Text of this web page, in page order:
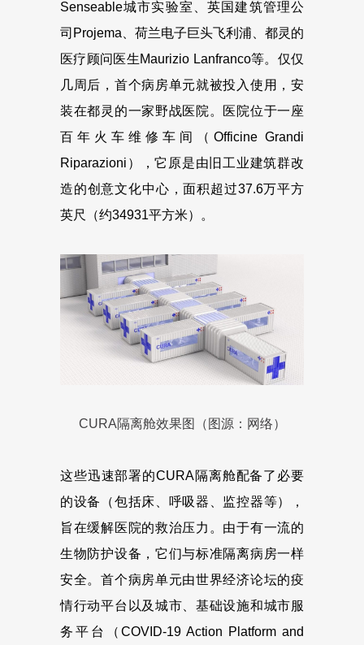
Senseable城市实验室、英国建筑管理公
司Projema、荷兰电子巨头飞利浦、都灵的
医疗顾问医生Maurizio Lanfranco等。仅仅
几周后，首个病房单元就被投入使用，安
装在都灵的一家野战医院。医院位于一座
百年火车维修车间（Officine Grandi
Riparazioni），它原是由旧工业建筑群改
造的创意文化中心，面积超过37.6万平方
英尺（约34931平方米）。
CURA隔离舱效果图（图源：网络）
这些迅速部署的CURA隔离舱配备了必要
的设备（包括床、呼吸器、监控器等），
旨在缓解医院的救治压力。由于有一流的
生物防护设备，它们与标准隔离病房一样
安全。首个病房单元由世界经济论坛的疫
情行动平台以及城市、基础设施和城市服
务平台（COVID-19 Action Platform and